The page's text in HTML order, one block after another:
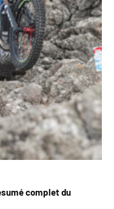
complet du